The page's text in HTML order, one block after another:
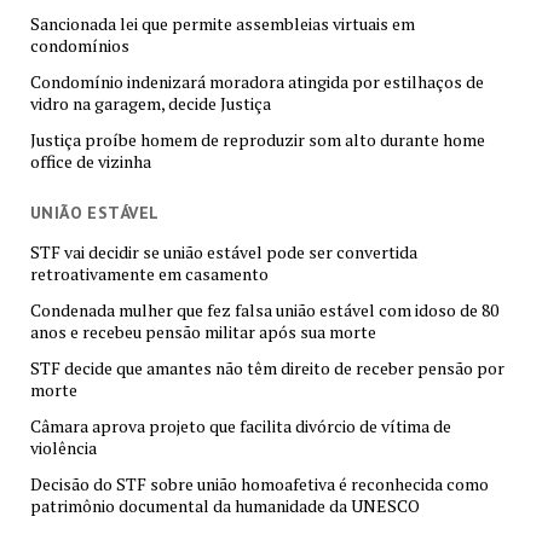
Sancionada lei que permite assembleias virtuais em
condomínios
Condomínio indenizará moradora atingida por estilhaços de
vidro na garagem, decide Justiça
Justiça proíbe homem de reproduzir som alto durante home
office de vizinha
UNIÃO ESTÁVEL
STF vai decidir se união estável pode ser convertida
retroativamente em casamento
Condenada mulher que fez falsa união estável com idoso de 80
anos e recebeu pensão militar após sua morte
STF decide que amantes não têm direito de receber pensão por
morte
Câmara aprova projeto que facilita divórcio de vítima de
violência
Decisão do STF sobre união homoafetiva é reconhecida como
patrimônio documental da humanidade da UNESCO